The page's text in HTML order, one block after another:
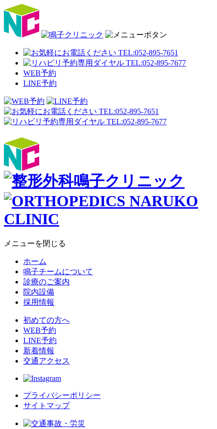
WEB予約
LINE予約
メニューを閉じる
ホーム
鳴子チームについて
診療のご案内
院内設備
採用情報
初めての方へ
WEB予約
LINE予約
新着情報
交通アクセス
プライバシーポリシー
サイトマップ